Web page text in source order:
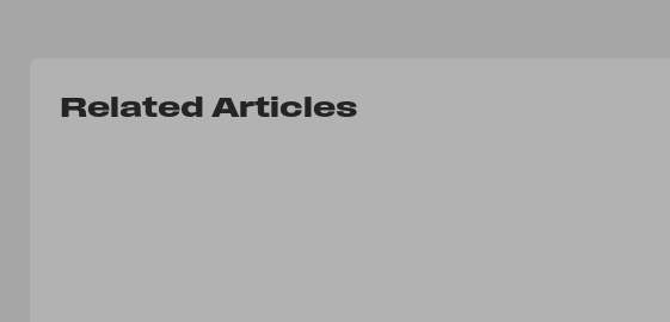
Related Articles